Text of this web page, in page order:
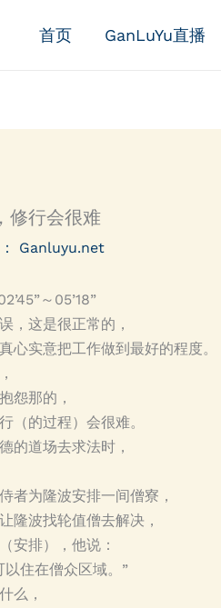
首页 GanLuYu直播
修行会很难
Ganluyu.net
～05’18”
，这是很正常的，
心实意把工作做到最好的程度。
怨那的，
（的过程）会很难。
的道场去求法时，
者为隆波安排一间僧寮，
隆波找轮值僧去解决，
安排），他说：
以住在僧众区域。”
么，